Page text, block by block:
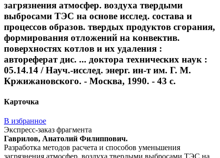
загрязнения атмосфер. воздуха твердыми
выбросами ТЭС на основе исслед. состава и
процессов образов. твердых продуктов сгорания,
формирования отложений на конвектив.
поверхностях котлов и их удаления :
автореферат дис. ... доктора технических наук :
05.14.14 / Науч.-исслед. энерг. ин-т им. Г. М.
Кржижановского. - Москва, 1990. - 43 с.
Карточка
В избранное
Экспресс-заказ фрагмента
Гаврилов, Анатолий Филиппович.
Разработка методов расчета и способов уменьшения
загрязнения атмосфер. воздуха твердыми выбросами ТЭС на